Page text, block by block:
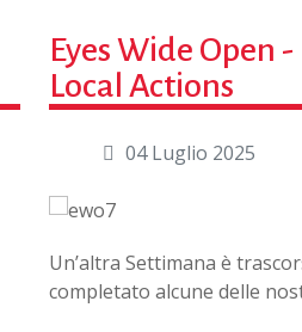
Eyes Wide Open
Local Actions
04 Luglio 2025
Un’altra Settimana è
completato alcune delle